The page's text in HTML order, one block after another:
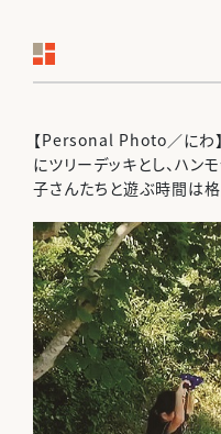
【Personal Photo／にわ
にツリーデッキとし、ハン
子さんたちと遊ぶ時間は格